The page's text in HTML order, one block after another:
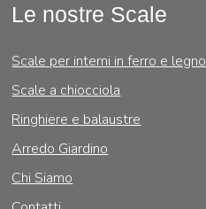
Le nostre Scale
Scale per interni in ferro e legno
Scale a chiocciola
Ringhiere e balaustre
Arredo Giardino
Chi Siamo